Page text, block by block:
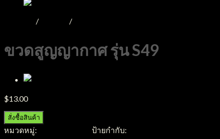
/ /
ขวดสูญญากาศ รุ่น S49
$13.00
สั่งซื้อสินค้า
หมวดหมู่: ป้ายกำกับ: